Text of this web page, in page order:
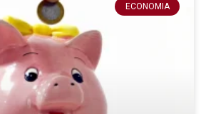
ECONOMIA